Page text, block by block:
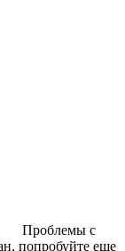
Проблемы с
попробуйте еще